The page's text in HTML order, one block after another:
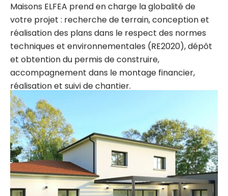
votre projet : recherche de terrain, conception et
réalisation des plans dans le respect des normes
techniques et environnementales (RE2020), dépôt
et obtention du permis de construire,
accompagnement dans le montage financier,
réalisation et suivi de chantier.